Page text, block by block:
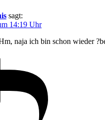
sagt:
14:19 Uhr
naja ich bin schon wieder